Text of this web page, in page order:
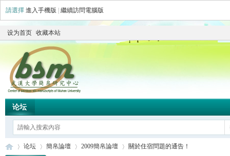
請選擇 進入手機版 繼續訪問電腦版
设为首页 收藏本站
论坛
论坛 簡帛論壇 2009簡帛論壇 關於住宿問題的通告！